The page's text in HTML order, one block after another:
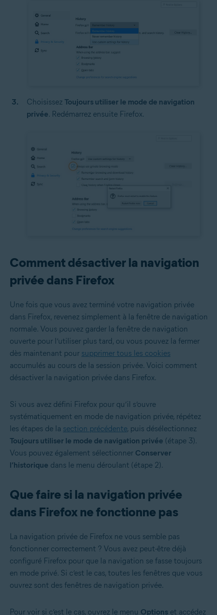
Choisissez Toujours utiliser le mode de navigation
privée. Redémarrez ensuite Firefox.
Comment désactiver la navigation
privée dans Firefox
Une fois que vous avez terminé votre navigation privée
dans Firefox, revenez simplement à la fenêtre de navigation
normale. Vous pouvez garder la fenêtre de navigation
ouverte pour l’utiliser plus tard, ou vous pouvez la fermer
dès maintenant pour supprimer tous les cookies
accumulés au cours de la session privée. Voici comment
désactiver la navigation privée dans Firefox.
Si vous avez défini Firefox pour qu’il s’ouvre
systématiquement en mode de navigation privée, répétez
les étapes de la section précédente, puis désélectionnez
Toujours utiliser le mode de navigation privée (étape 3).
Vous pouvez également sélectionner Conserver
l’historique dans le menu déroulant (étape 2).
Que faire si la navigation privée
dans Firefox ne fonctionne pas
La navigation privée de Firefox ne vous semble pas
fonctionner correctement ? Vous avez peut-être déjà
configuré Firefox pour que la navigation se fasse toujours
en mode privé. Si c’est le cas, toutes les fenêtres que vous
ouvrez sont des fenêtres de navigation privée.
Pour voir si c’est le cas, ouvrez le menu Options et accédez